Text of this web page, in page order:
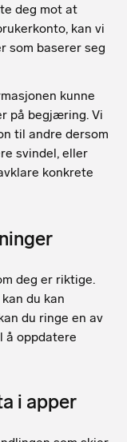
deg mot at
kan vi
som baserer seg
kunne
på begjæring. Vi
til andre dersom
svindel, eller
konkrete
deg er riktige.
du kan
du ringe en av
å oppdatere
i apper